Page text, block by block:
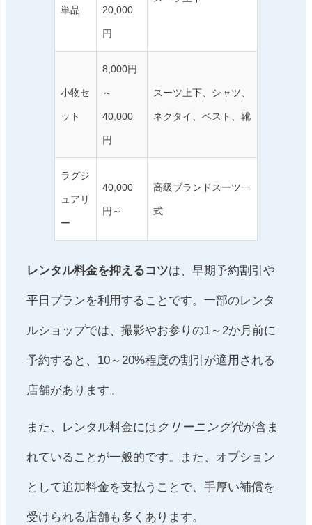
単品 20,000
円
小物セ
ット
8,000円
～
40,000
円
スーツ上下、シャツ、
ネクタイ、ベスト、靴
ラグジ
ュアリ
ー
40,000
円～
高級ブランドスーツ一
式
レンタル料金を抑えるコツは、早期予約割引や
平日プランを利用することです。一部のレンタ
ルショップでは、撮影やお参りの1～2か月前に
予約すると、10～20%程度の割引が適用される
店舗があります。
また、レンタル料金には クリーニング代が含ま
れていることが一般的です。また、オプション
として追加料金を支払うことで、手厚い補償を
受けられる店舗も多くあります。